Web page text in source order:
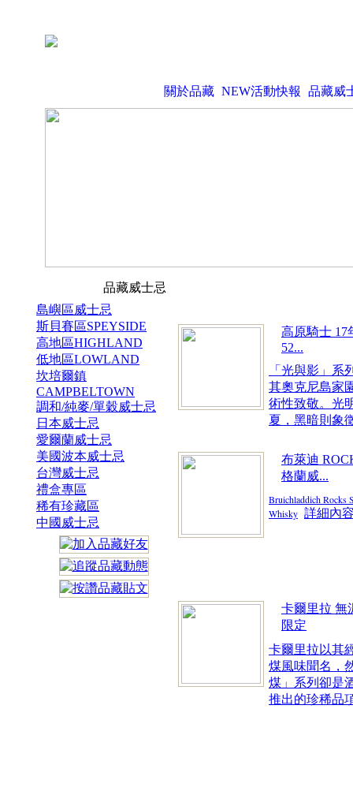
關於品藏 NEW活動快報 品藏威
品藏威士忌
島嶼區威士忌
斯貝賽區SPEYSIDE
高地區HIGHLAND
低地區LOWLAND
坎培爾鎮
CAMPBELTOWN
調和/純麥/單穀威士忌
日本威士忌
愛爾蘭威士忌
美國波本威士忌
台灣威士忌
禮盒專區
稀有珍藏區
中國威士忌
高原騎士 17
52...
「光與影」系
其奧克尼島家
術性致敬。光
夏，黑暗則象
布萊迪
格蘭威...
Bruichladdich Rocks
Whisky 詳細內
卡爾里拉 無
限定
卡爾里拉以其
煤風味聞名，
煤」系列卻是
推出的珍稀品